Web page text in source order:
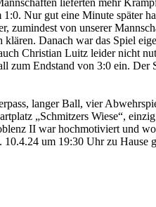
Nur gut eine Minute später
zumindest von unserer
Danach war das Spiel
Christian Luitz leider nicht
Endstand von 3:0 ein. Der
langer Ball, vier
„Schmitzers Wiese“,
II war hochmotiviert und
um 19:30 Uhr zu